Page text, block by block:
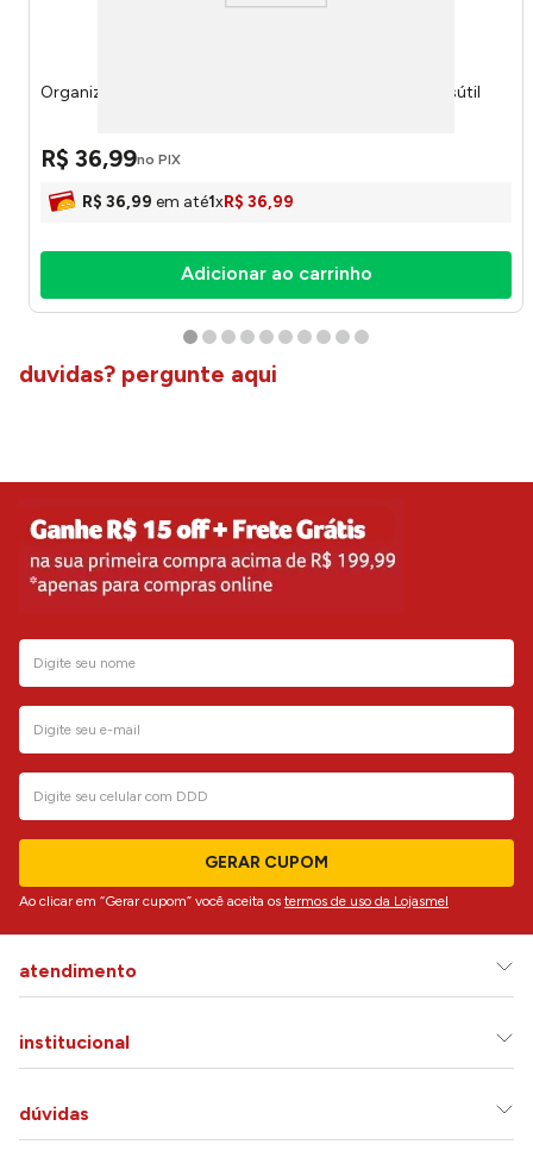
Organizador de Documentos Stitch Rosa 16700 - Plasútil
R$ 36,99no PIX
R$ 36,99 em até1xR$ 36,99
Adicionar ao carrinho
duvidas? pergunte aqui
GERAR CUPOM
Ao clicar em “Gerar cupom” você aceita os termos de uso da Lojasmel
atendimento
institucional
dúvidas